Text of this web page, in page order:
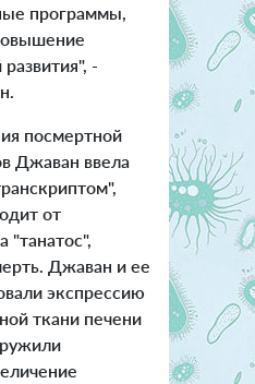
программы,
-
посмертной
Джаван ввела
от
"танатос",
Джаван и ее
экспрессию
ткани печени